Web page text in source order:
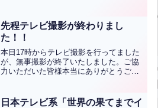
先程テレビ撮影が終わりまし
た！！
本日17時からテレビ撮影を行ってました
が、無事撮影が終了いたしました。ご協
力いただいた皆様本当にありがとうござ
日本テレビ系「世界の果てまでイ